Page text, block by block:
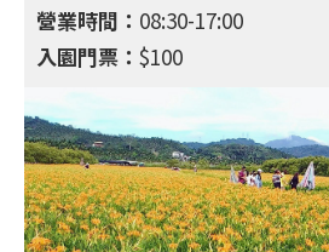
營業時間： 08:30-17:00
入園門票： $100